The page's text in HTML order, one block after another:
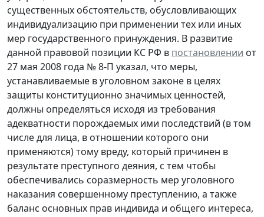
существенных обстоятельств, обусловливающих
индивидуализацию при применении тех или иных
мер государственного принуждения. В развитие
данной правовой позиции КС РФ в постановлении от
27 мая 2008 года № 8-П указал, что меры,
устанавливаемые в уголовном законе в целях
защиты конституционно значимых ценностей,
должны определяться исходя из требования
адекватности порождаемых ими последствий (в том
числе для лица, в отношении которого они
применяются) тому вреду, который причинен в
результате преступного деяния, с тем чтобы
обеспечивались соразмерность мер уголовного
наказания совершенному преступлению, а также
баланс основных прав индивида и общего интереса,